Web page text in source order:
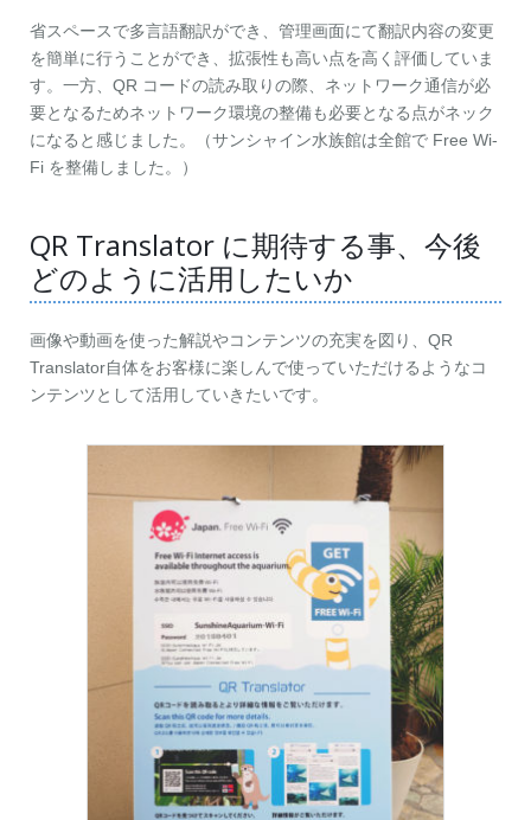
省スペースで多言語翻訳ができ、管理画面にて翻訳内容の変更
を簡単に行うことができ、拡張性も高い点を高く評価していま
す。一方、QR コードの読み取りの際、ネットワーク通信が必
要となるためネットワーク環境の整備も必要となる点がネック
になると感じました。（サンシャイン水族館は全館で Free Wi-
Fi を整備しました。）
QR Translator に期待する事、今後
どのように活用したいか
画像や動画を使った解説やコンテンツの充実を図り、QR
Translator自体をお客様に楽しんで使っていただけるようなコ
ンテンツとして活用していきたいです。